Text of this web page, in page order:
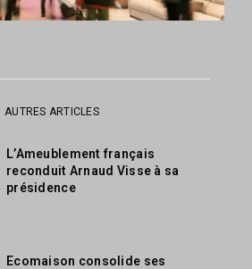
AUTRES ARTICLES
L’Ameublement français
reconduit Arnaud Visse à sa
présidence
Ecomaison consolide ses